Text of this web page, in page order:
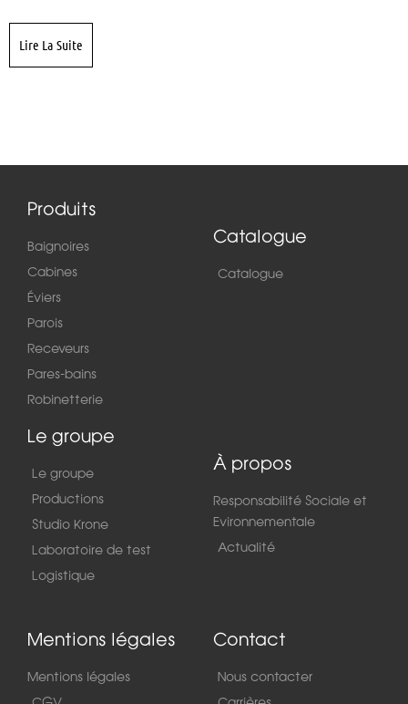
Lire La Suite
Produits
Baignoires
Cabines
Éviers
Parois
Receveurs
Pares-bains
Robinetterie
Catalogue
Catalogue
Le groupe
Le groupe
Productions
Studio Krone
Laboratoire de test
Logistique
À propos
Responsabilité Sociale et
Evironnementale
Actualité
Mentions légales
Mentions légales
Contact
Nous contacter